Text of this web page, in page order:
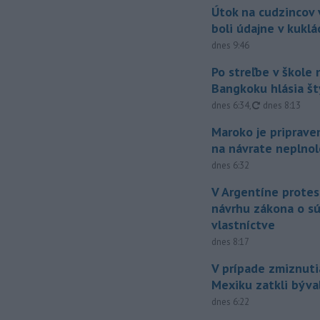
Útok na
boli údajne v
dnes 9:46
Po streľbe v škole
Bangkoku hlásia
dnes 6:34, aktualizované
dnes 8:13
Maroko je
na návrate
dnes 6:32
V Argentíne
návrhu zákona o
vlastníctve
dnes 8:17
V prípade
Mexiku zatkli
dnes 6:22